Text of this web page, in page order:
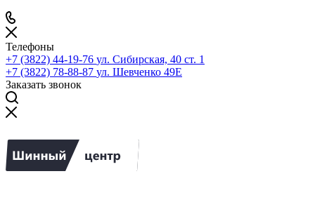
Телефоны
+7 (3822) 44-19-76 ул. Сибирская, 40 ст. 1
+7 (3822) 78-88-87 ул. Шевченко 49Е
Заказать звонок